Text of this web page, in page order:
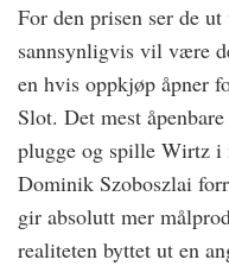
For den prisen ser de
sannsynligvis vil være
en hvis oppkjøp åpner
Slot. Det mest
plugge og spille Wirtz i
Dominik Szoboszlai
gir absolutt mer
realiteten byttet ut en